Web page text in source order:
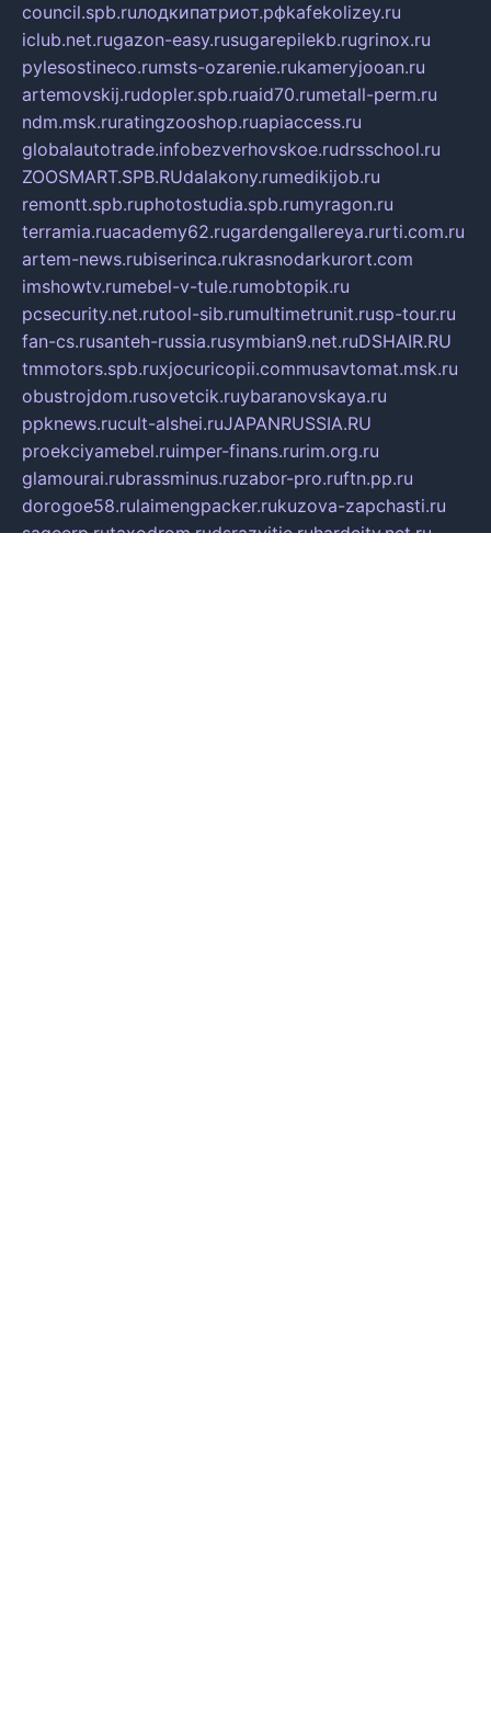
council.spb.ruлодкипатриот.рфkafekolizey.ru
iclub.net.rugazon-easy.rusugarepilekb.rugrinox.ru
pylesostineco.rumsts-ozarenie.rukameryjooan.ru
artemovskij.rudopler.spb.ruaid70.rumetall-perm.ru
ndm.msk.ruratingzooshop.ruapiaccess.ru
globalautotrade.infobezverhovskoe.rudrsschool.ru
ZOOSMART.SPB.RUdalakony.rumedikijob.ru
remontt.spb.ruphotostudia.spb.rumyragon.ru
terramia.ruacademy62.rugardengallereya.rurti.com.ru
artem-news.rubiserinca.rukrasnodarkurort.com
imshowtv.rumebel-v-tule.rumobtopik.ru
pcsecurity.net.rutool-sib.rumultimetrunit.rusp-tour.ru
fan-cs.rusanteh-russia.rusymbian9.net.ruDSHAIR.RU
tmmotors.spb.ruxjocuricopii.commusavtomat.msk.ru
obustrojdom.rusovetcik.ruybaranovskaya.ru
ppknews.rucult-alshei.ruJAPANRUSSIA.RU
proekciyamebel.ruimper-finans.rurim.org.ru
glamourai.rubrassminus.ruzabor-pro.ruftn.pp.ru
dorogoe58.rulaimengpacker.rukuzova-zapchasti.ru
sageerp.rutaxodrom.rudsrazvitie.ruhardcity.net.ru